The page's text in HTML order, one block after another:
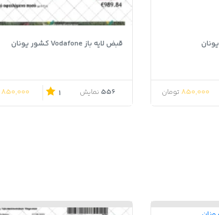
850,000 تومان
قبض لایه باز Vodafone کشور یونان
556 نمایش 1
850,000